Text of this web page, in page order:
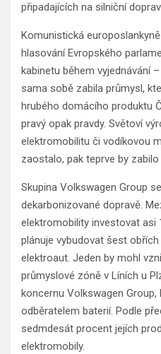
připadajících na silniční
Komunistická
hlasování Evropského
kabinetu během vyjednávání
sama sobě zabila průmysl,
hrubého domácího produktu
pravý opak pravdy. Světoví
elektromobilitu či vodíkovou
zaostalo, pak teprve by
Skupina Volkswagen Group
dekarbonizované dopravě.
elektromobility investovat asi
plánuje vybudovat šest
elektroaut. Jeden by mohl
průmyslové zóně v Líních u
koncernu Volkswagen Group,
odběratelem baterií. Podle
sedmdesát procent jejích
elektromobily.